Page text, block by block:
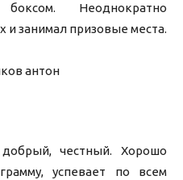
Неоднократно
и занимал призовые места.
честный. Хорошо
успевает по всем